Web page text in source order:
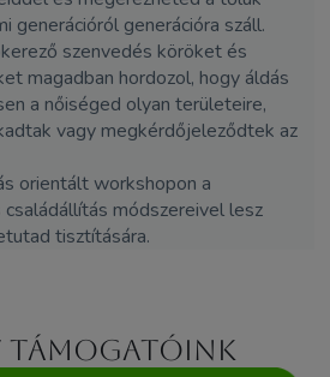
generációról generációra száll.
szenvedés köröket és
magadban hordozol, hogy áldás
a nőiséged olyan területeire,
vagy megkérdőjeleződtek az
orientált workshopon a
módszereivel lesz
tisztítására.
támogatóink